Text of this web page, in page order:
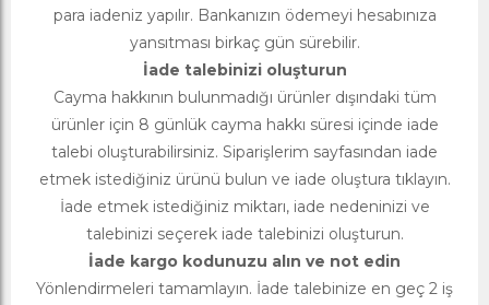
para iadeniz yapılır. Bankanızın ödemeyi hesabınıza
yansıtması birkaç gün sürebilir.
İade talebinizi oluşturun
Cayma hakkının bulunmadığı ürünler dışındaki tüm
ürünler için 8 günlük cayma hakkı süresi içinde iade
talebi oluşturabilirsiniz. Siparişlerim sayfasından iade
etmek istediğiniz ürünü bulun ve iade oluştura tıklayın.
İade etmek istediğiniz miktarı, iade nedeninizi ve
talebinizi seçerek iade talebinizi oluşturun.
İade kargo kodunuzu alın ve not edin
Yönlendirmeleri tamamlayın. İade talebinize en geç 2 iş